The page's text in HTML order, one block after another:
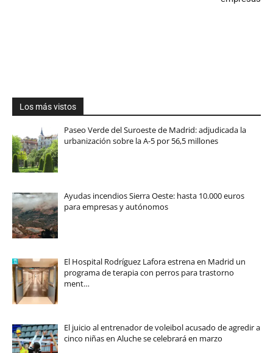
Los más vistos
Paseo Verde del Suroeste de Madrid: adjudicada la
urbanización sobre la A-5 por 56,5 millones
Ayudas incendios Sierra Oeste: hasta 10.000 euros
para empresas y autónomos
El Hospital Rodríguez Lafora estrena en Madrid un
programa de terapia con perros para trastorno
ment…
El juicio al entrenador de voleibol acusado de agredir a
cinco niñas en Aluche se celebrará en marzo